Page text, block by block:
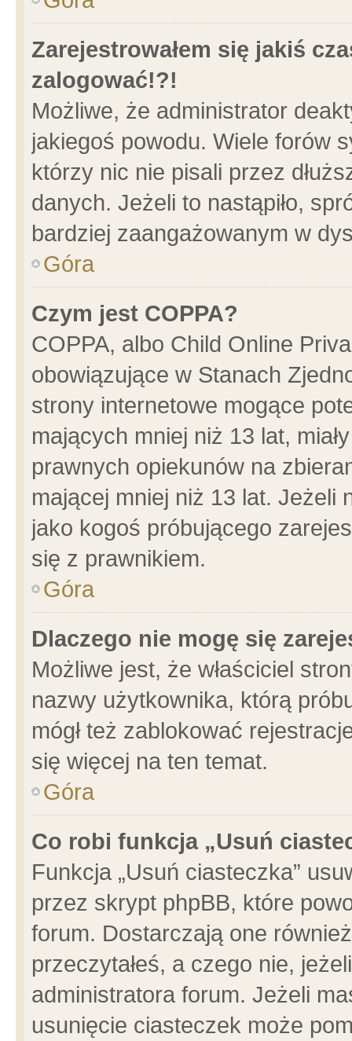
Zarejestrowałem się jakiś
zalogować!?!
Możliwe, że administrator
jakiegoś powodu. Wiele forów
którzy nic nie pisali przez
danych. Jeżeli to nastąpiło,
bardziej zaangażowanym w
Góra
Czym jest COPPA?
COPPA, albo Child Online
obowiązujące w Stanach
strony internetowe mogące
mających mniej niż 13 lat,
prawnych opiekunów na
mającej mniej niż 13 lat. Jeżeli
jako kogoś próbującego
się z prawnikiem.
Góra
Dlaczego nie mogę się
Możliwe jest, że właściciel
nazwy użytkownika, którą
mógł też zablokować
się więcej na ten temat.
Góra
Co robi funkcja „Usuń
Funkcja „Usuń ciasteczka”
przez skrypt phpBB, które
forum. Dostarczają one
przeczytałeś, a czego nie,
administratora forum. Jeżeli
usunięcie ciasteczek może